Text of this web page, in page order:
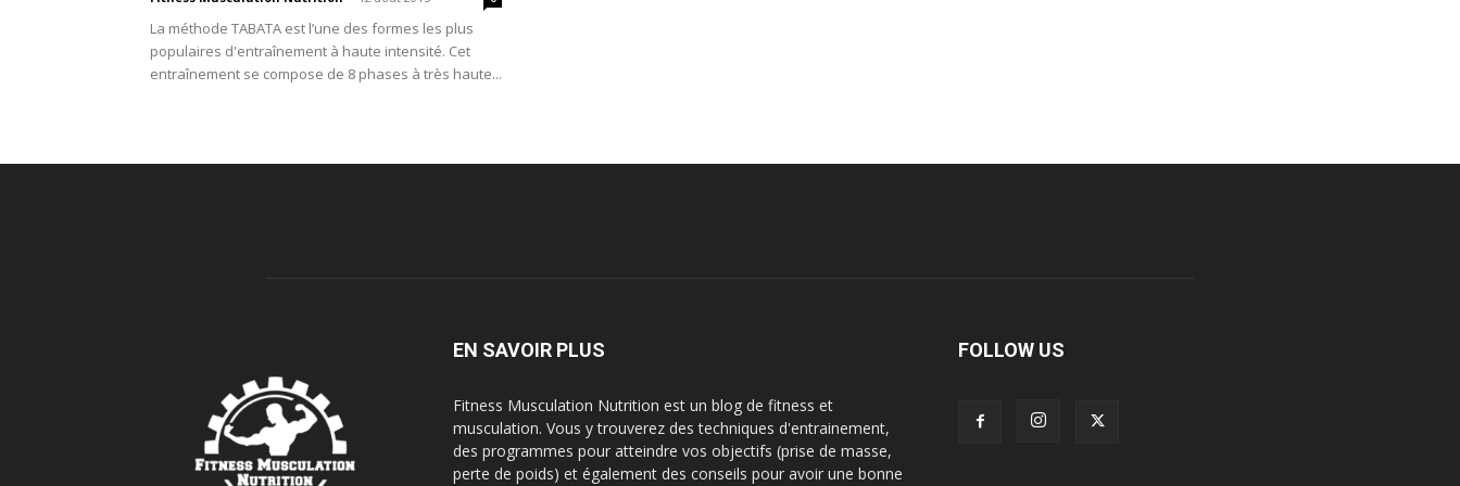
La méthode TABATA est l’une des formes les plus
populaires d'entraînement à haute intensité. Cet
entraînement se compose de 8 phases à très haute...
EN SAVOIR PLUS
Fitness Musculation Nutrition est un blog de fitness et
musculation. Vous y trouverez des techniques d'entrainement,
des programmes pour atteindre vos objectifs (prise de masse,
perte de poids) et également des conseils pour avoir une bonne
FOLLOW US